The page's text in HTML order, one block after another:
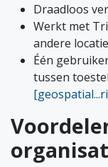
Draadloos
Werkt met
andere
Één
tussen